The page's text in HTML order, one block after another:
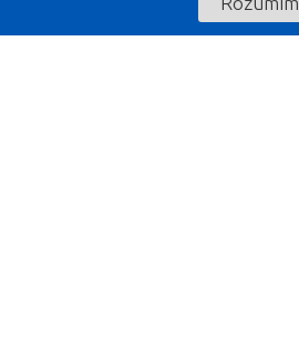
KELIWOOD EXPOZICE